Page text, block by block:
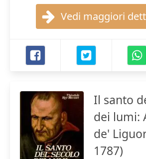
Vedi maggiori
Il santo
dei lumi:
de'
1787)